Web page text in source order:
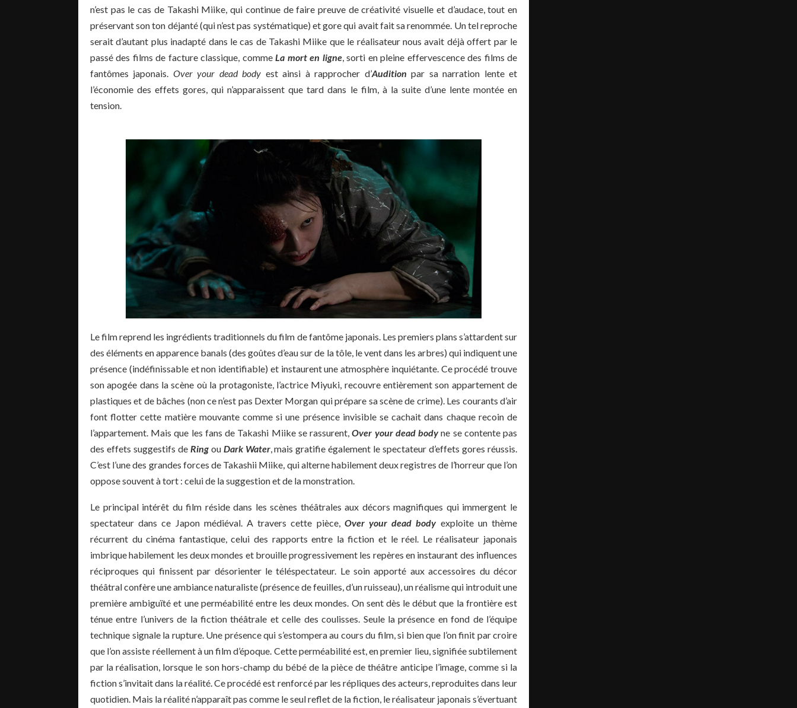
n’est pas le cas de Takashi Miike, qui continue de faire preuve de créativité visuelle et d’audace, tout en
préservant son ton déjanté (qui n’est pas systématique) et gore qui avait fait sa renommée. Un tel reproche
serait d’autant plus inadapté dans le cas de Takashi Miike que le réalisateur nous avait déjà offert par le
passé des films de facture classique, commeLa mort en ligne, sorti en pleine effervescence des films de
fantômes japonais. Over your dead body est ainsi à rapprocher d’Audition par sa narration lente et
l’économie des effets gores, qui n’apparaissent que tard dans le film, à la suite d’une lente montée en
tension.
Le film reprend les ingrédients traditionnels du film de fantôme japonais. Les premiers plans s’attardent sur
des éléments en apparence banals (des goûtes d’eau sur de la tôle, le vent dans les arbres) qui indiquent une
présence (indéfinissable et non identifiable) et instaurent une atmosphère inquiétante. Ce procédé trouve
son apogée dans la scène où la protagoniste, l’actrice Miyuki, recouvre entièrement son appartement de
plastiques et de bâches (non ce n’est pas Dexter Morgan qui prépare sa scène de crime). Les courants d’air
font flotter cette matière mouvante comme si une présence invisible se cachait dans chaque recoin de
l’appartement. Mais que les fans de Takashi Miike se rassurent,Over your dead body ne se contente pas
des effets suggestifs de Ring ou Dark Water, mais gratifie également le spectateur d’effets gores réussis.
C’est l’une des grandes forces de Takashii Miike, qui alterne habilement deux registres de l’horreur que l’on
oppose souvent à tort : celui de la suggestion et de la monstration.
Le principal intérêt du film réside dans les scènes théâtrales aux décors magnifiques qui immergent le
spectateur dans ce Japon médiéval. A travers cette pièce, Over your dead bodyexploite un thème
récurrent du cinéma fantastique, celui des rapports entre la fiction et le réel. Le réalisateur japonais
imbrique habilement les deux mondes et brouille progressivement les repères en instaurant des influences
réciproques qui finissent par désorienter le téléspectateur. Le soin apporté aux accessoires du décor
théâtral confère une ambiance naturaliste (présence de feuilles, d’un ruisseau), un réalisme qui introduit une
première ambiguïté et une perméabilité entre les deux mondes. On sent dès le début que la frontière est
ténue entre l’univers de la fiction théâtrale et celle des coulisses. Seule la présence en fond de l’équipe
technique signale la rupture. Une présence qui s’estompera au cours du film, si bien que l’on finit par croire
que l’on assiste réellement à un film d’époque. Cette perméabilité est, en premier lieu, signifiée subtilement
par la réalisation, lorsque le son hors-champ du bébé de la pièce de théâtre anticipe l’image, comme si la
fiction s’invitait dans la réalité. Ce procédé est renforcé par les répliques des acteurs, reproduites dans leur
quotidien. Mais la réalité n’apparaît pas comme le seul reflet de la fiction, le réalisateur japonais s’évertuant